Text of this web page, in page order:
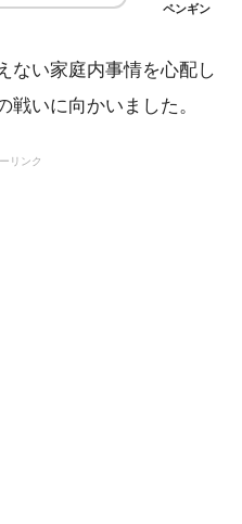
ペンギン
ない家庭内事情を心配し
戦いに向かいました。
リンク